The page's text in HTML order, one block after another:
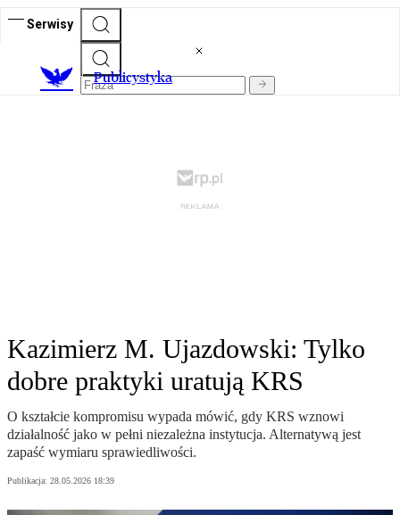
Serwisy
Publicystyka
Kazimierz M. Ujazdowski: Tylko
dobre praktyki uratują KRS
O kształcie kompromisu wypada mówić, gdy KRS wznowi
działalność jako w pełni niezależna instytucja. Alternatywą jest
zapaść wymiaru sprawiedliwości.
Publikacja: 28.05.2026 18:39